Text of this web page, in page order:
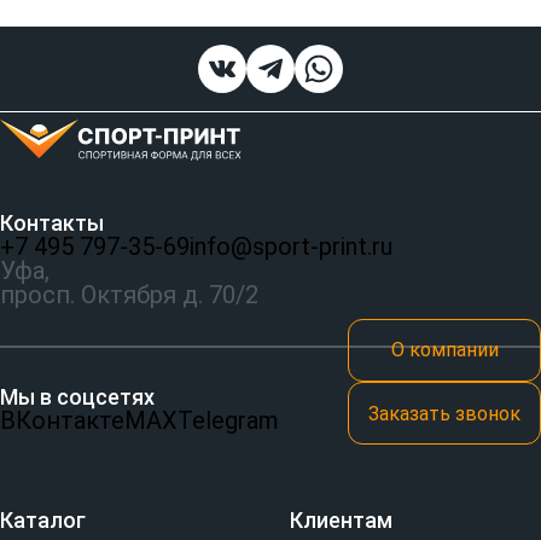
Контакты
+7 495 797‑35-69info@sport-print.ru
Уфа,
просп. Октября д. 70/2
Мы в соцсетях
ВКонтактеMAXTelegram
О компании
Заказать звонок
Каталог Клиентам